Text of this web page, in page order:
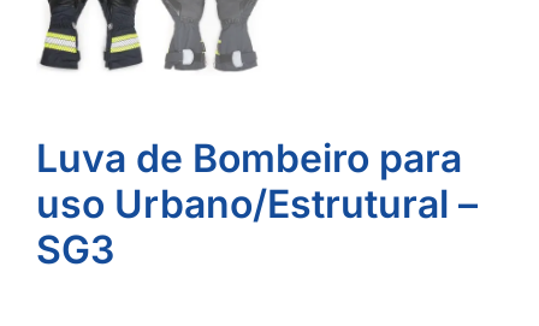
Luva de Bombeiro para
uso Urbano/Estrutural –
SG3